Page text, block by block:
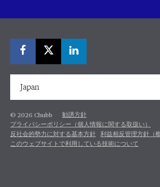
Japan
© 2026 Chubb
勧誘方針
プライバシーポリシー（個人情報に関する取扱い）
反社会的勢力に対する基本方針
利益相反管理方針（概
このウェブサイトで利用している技術について